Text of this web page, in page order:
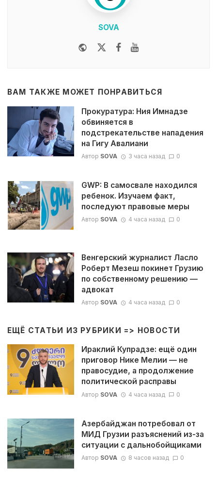
SOVA
WebsiteTwitterFacebook
ВАМ ТАКЖЕ МОЖЕТ ПОНРАВИТЬСЯ
Прокуратура: Ния Имнадзе
обвиняется в
подстрекательстве нападения
на Гигу Авалиани
Автор SOVA 3 часа назад 0
GWP: В самосвале находился
ребенок. Изучаем факт,
последуют правовые меры
Автор SOVA 4 часа назад 0
Венгерский журналист Ласло
Роберт Мезеш покинет Грузию
по собственному решению —
адвокат
Автор SOVA 4 часа назад 0
ЕЩЁ СТАТЬИ ИЗ РУБРИКИ => НОВОСТИ
Ираклий Купрадзе: ещё один
приговор Нике Мелии — не
правосудие, а продолжение
политической расправы
Автор SOVA 4 часа назад 0
Азербайджан потребовал от
МИД Грузии разъяснений из-за
ситуации с дальнобойщиками
Автор SOVA 8 часов назад 0